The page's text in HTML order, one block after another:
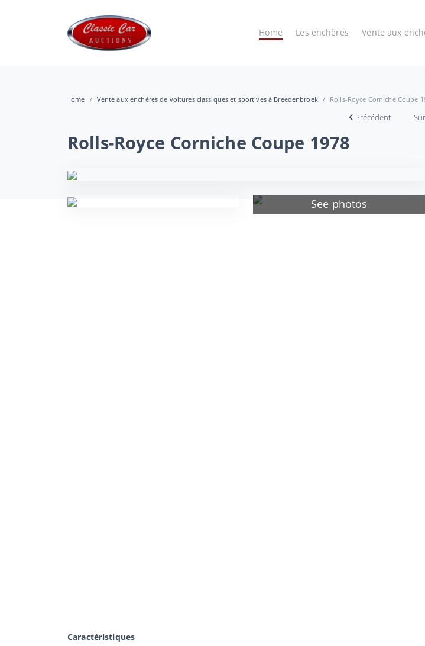
Home Les enchères Vente aux
Home Vente aux enchères de voitures classiques et sportives à Breedenbroek Rolls-Royce Corniche Coupe
Précédent
Rolls-Royce Corniche Coupe 1978
See photos
Caractéristiques